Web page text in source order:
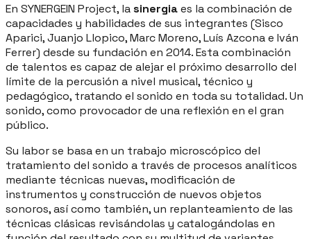
En SYNERGEIN Project, lasinergiaes la combinación de
capacidades y habilidades de sus integrantes (Sisco
Aparici, Juanjo Llopico, Marc Moreno, Luís Azcona e Iván
Ferrer) desde su fundación en 2014. Esta combinación
de talentos es capaz de alejar el próximo desarrollo del
límite de la percusión a nivel musical, técnico y
pedagógico, tratando el sonido en toda su totalidad. Un
sonido, como provocador de una reflexión en el gran
público.
Su labor se basa en un trabajo microscópico del
tratamiento del sonido a través de procesos analíticos
mediante técnicas nuevas, modificación de
instrumentos y construcción de nuevos objetos
sonoros, así como también, un replanteamiento de las
técnicas clásicas revisándolas y catalogándolas en